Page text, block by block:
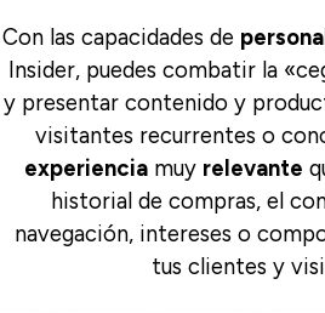
Con las capacidades de
Insider, puedes combatir la
y presentar contenido y
visitantes recurrentes o
experiencia muy relevante
historial de compras, el
navegación, intereses o
tus clientes y